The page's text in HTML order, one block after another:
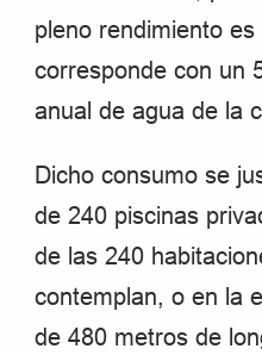
pleno rendimiento
corresponde con un
anual de agua de la
Dicho consumo se
de 240 piscinas
de las 240
contemplan, o en la
de 480 metros de